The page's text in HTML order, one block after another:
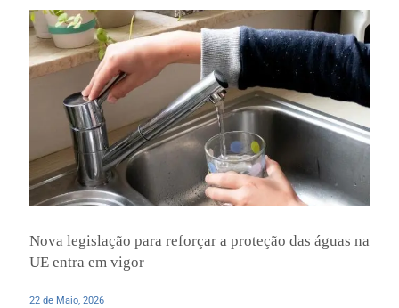
Nova legislação para reforçar a proteção das águas na
UE entra em vigor
22 de Maio, 2026